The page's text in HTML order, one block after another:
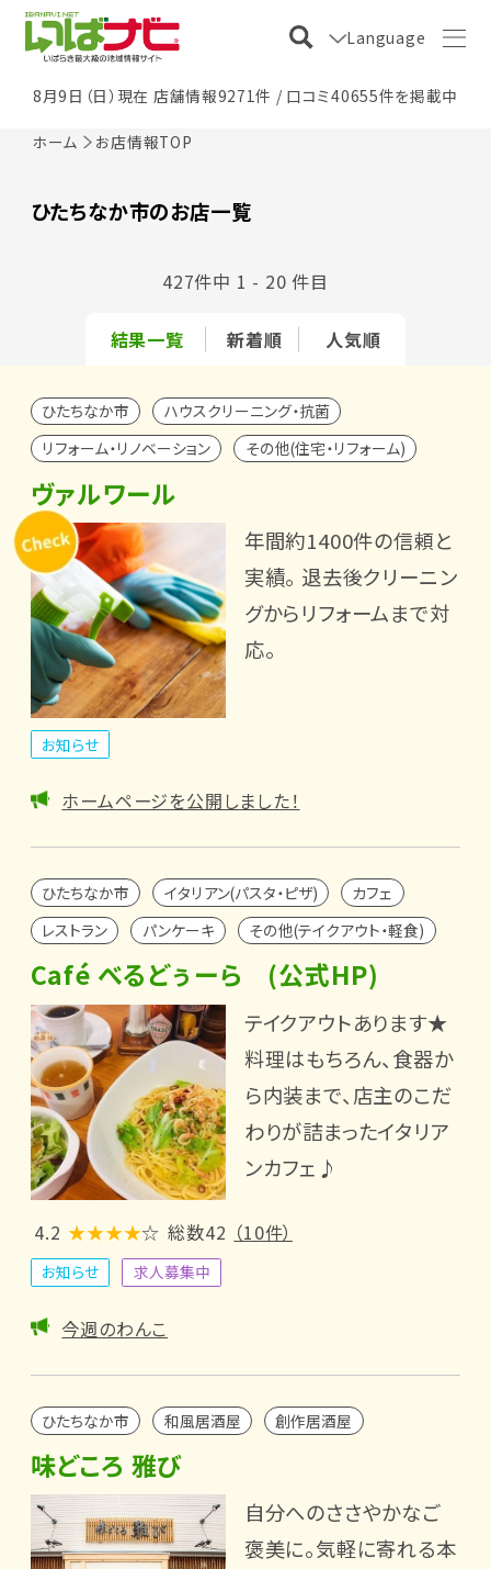
Language
8月9日（日）現在 店舗情報9271件 / 口コミ40655件を掲載中
ホーム お店情報TOP
ひたちなか市のお店一覧
結果一覧 新着順 人気順
427件中 1 - 20 件目
ひたちなか市
ハウスクリーニング・抗菌
リフォーム・リノベーション
その他(住宅・リフォーム)
ヴァルワール
年間約1400件の信頼と
実績。 退去後クリーニン
グからリフォームまで対
応。
お知らせ
ホームページを公開しました！
ひたちなか市 イタリアン(パスタ・ピザ)
カフェ
レストラン
パンケーキ その他(テイクアウト・軽食)
Café べるどぅーら (公式HP)
テイクアウトあります★
料理はもちろん、食器か
ら内装まで、店主のこだ
わりが詰まったイタリア
ンカフェ♪
4.2 ★★★★☆ 総数42 （10件）
お知らせ 求人募集中
今週のわんこ
ひたちなか市 和風居酒屋 創作居酒屋
味どころ 雅び
自分へのささやかなご
褒美に。気軽に寄れる本